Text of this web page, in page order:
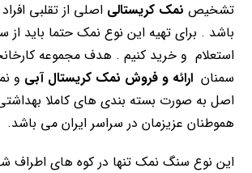
تشخیص نمک کریستالی اصلی از تقلبی
باشد . برای تهیه این نوع نمک حتما باید از
استعلام و خرید کنیم . هدف مجموعه
سمنانارائه و فروش نمک کریستال آبی و
اصل به صورت بسته بندی های کاملا بهداشتی
هموطنان عزیزمان در سراسر ایران می باشد.
این نوع سنگ نمک تنها در کوه های اطراف